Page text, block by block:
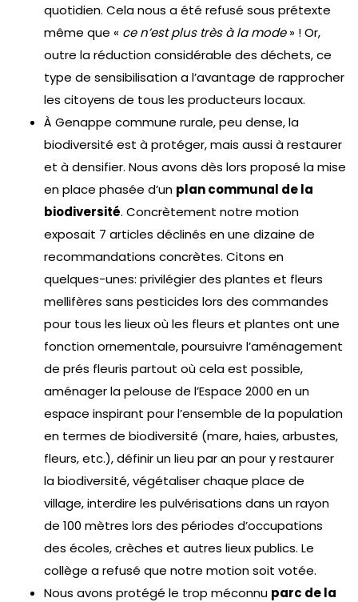
quotidien. Cela nous a été refusé sous prétexte
même que « ce n’est plus très à la mode» ! Or,
outre la réduction considérable des déchets, ce
type de sensibilisation a l’avantage de rapprocher
les citoyens de tous les producteurs locaux.
À Genappe commune rurale, peu dense, la
biodiversité est à protéger, mais aussi à restaurer
et à densifier. Nous avons dès lors proposé la mise
en place phasée d’un plan communal de la
biodiversité. Concrètement notre motion
exposait 7 articles déclinés en une dizaine de
recommandations concrètes. Citons en
quelques-unes: privilégier des plantes et fleurs
mellifères sans pesticides lors des commandes
pour tous les lieux où les fleurs et plantes ont une
fonction ornementale, poursuivre l’aménagement
de prés fleuris partout où cela est possible,
aménager la pelouse de l’Espace 2000 en un
espace inspirant pour l’ensemble de la population
en termes de biodiversité (mare, haies, arbustes,
fleurs, etc.), définir un lieu par an pour y restaurer
la biodiversité, végétaliser chaque place de
village, interdire les pulvérisations dans un rayon
de 100 mètres lors des périodes d’occupations
des écoles, crèches et autres lieux publics. Le
collège a refusé que notre motion soit votée.
Nous avons protégé le trop méconnu parc de la